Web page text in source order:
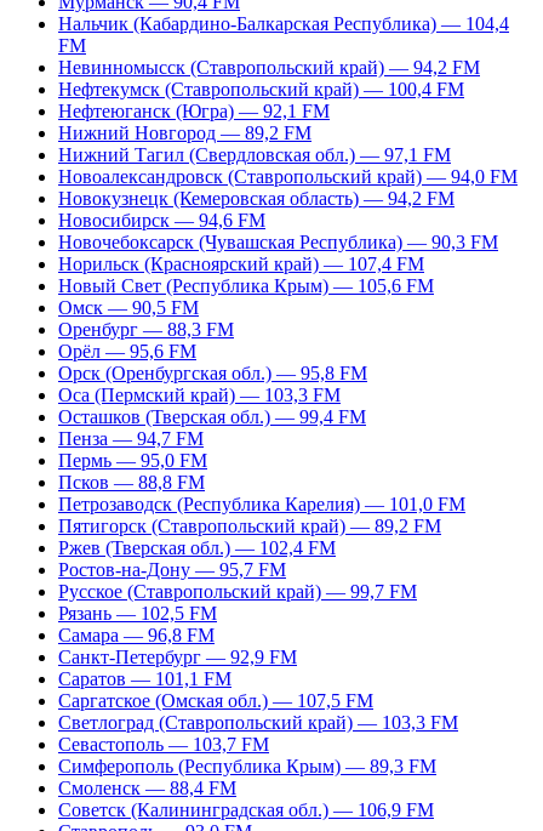
Нальчик (Кабардино-Балкарская Республика) — 104,4
FM
Невинномысск (Ставропольский край) — 94,2 FM
Нефтекумск (Ставропольский край) — 100,4 FM
Нефтеюганск (Югра) — 92,1 FM
Нижний Новгород — 89,2 FM
Нижний Тагил (Свердловская обл.) — 97,1 FM
Новоалександровск (Ставропольский край) — 94,0 FM
Новокузнецк (Кемеровская область) — 94,2 FM
Новосибирск — 94,6 FM
Новочебоксарск (Чувашская Республика) — 90,3 FM
Норильск (Красноярский край) — 107,4 FM
Новый Свет (Республика Крым) — 105,6 FM
Омск — 90,5 FM
Оренбург — 88,3 FM
Орёл — 95,6 FM
Орск (Оренбургская обл.) — 95,8 FM
Оса (Пермский край) — 103,3 FM
Осташков (Тверская обл.) — 99,4 FM
Пенза — 94,7 FM
Пермь — 95,0 FM
Псков — 88,8 FM
Петрозаводск (Республика Карелия) — 101,0 FM
Пятигорск (Ставропольский край) — 89,2 FM
Ржев (Тверская обл.) — 102,4 FM
Ростов-на-Дону — 95,7 FM
Русское (Ставропольский край) — 99,7 FM
Рязань — 102,5 FM
Самара — 96,8 FM
Санкт-Петербург — 92,9 FM
Саратов — 101,1 FM
Саргатское (Омская обл.) — 107,5 FM
Светлоград (Ставропольский край) — 103,3 FM
Севастополь — 103,7 FM
Симферополь (Республика Крым) — 89,3 FM
Смоленск — 88,4 FM
Советск (Калининградская обл.) — 106,9 FM